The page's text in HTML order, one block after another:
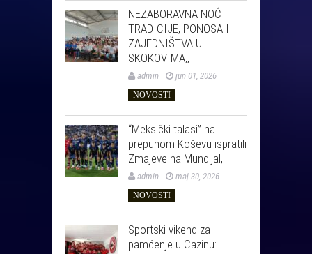
NEZABORAVNA NOĆ
TRADICIJE, PONOSA I
ZAJEDNIŠTVA U
SKOKOVIMA,,
admin jun 01, 2026
NOVOSTI
“Meksički talasi” na
prepunom Koševu ispratili
Zmajeve na Mundijal,
admin maj 30, 2026
NOVOSTI
Sportski vikend za
pamćenje u Cazinu: